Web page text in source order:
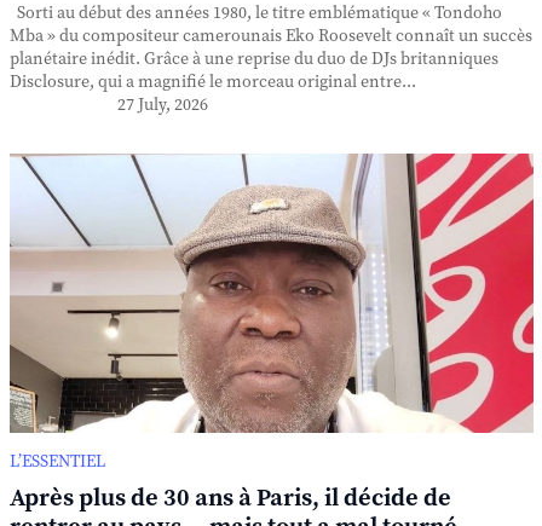
Sorti au début des années 1980, le titre emblématique « Tondoho
Mba » du compositeur camerounais Eko Roosevelt connaît un succès
planétaire inédit. Grâce à une reprise du duo de DJs britanniques
Disclosure, qui a magnifié le morceau original entre...
27 July, 2026
L’ESSENTIEL
Après plus de 30 ans à Paris, il décide de